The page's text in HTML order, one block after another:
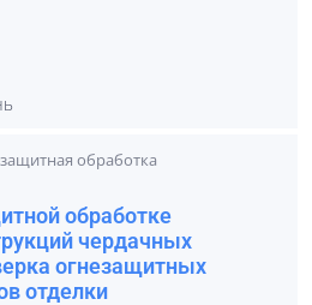
обработка
обработке
чердачных
огнезащитных
отделки